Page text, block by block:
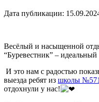
Дата публикации:
Весёлый и насыщенной
“Буревестник” –
И это нам с радостью
выезда ребят из школы №571
отдохнули у нас!